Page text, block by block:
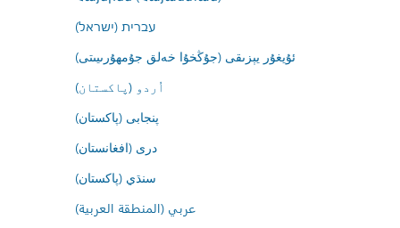
עברית (ישראל)
ئۇيغۇر يېزىقى (جۇڭخۇا خەلق جۇمھۇرىيىتى)
اُردو (پاکستان)
پنجابی (پاکستان)
درى (افغانستان)
سنڌي (پاکستان)
عربي (المنطقة العربية)